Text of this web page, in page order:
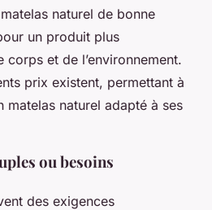
naturel de bonne
un produit plus
corps et de l’environnement.
prix existent, permettant à
matelas naturel adapté à ses
ou besoins
des exigences